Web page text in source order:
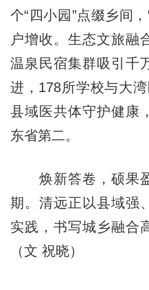
个“四小园”点缀乡间
户增收。生态文旅融
温泉民宿集群吸引千
进，178所学校与大
县域医共体守护健康
东省第二。
焕新答卷，硕果盈
期。清远正以县域强
实践，书写城乡融合
（文 祝晓）